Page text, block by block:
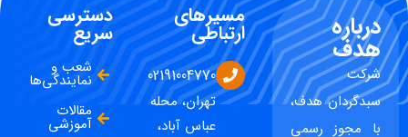
درباره
هدف
شرکت
سبدگردان هدف،
با مجوز رسمی
مسیرهای
ارتباطی
02191004770
تهران، محله
عباس آباد،
دسترسی
سریع
شعب و
نمایندگی‌ها
مقالات
آموزشی